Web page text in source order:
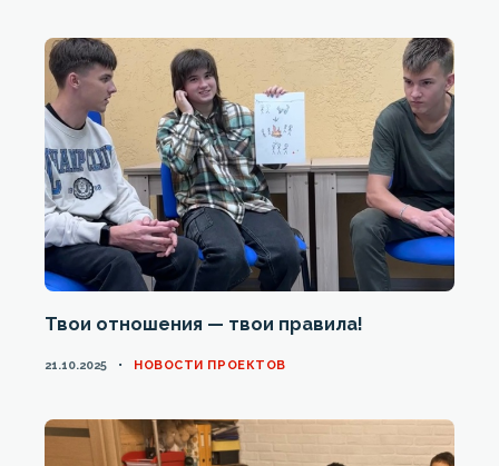
Твои отношения — твои правила!
21.10.2025 CATEGORIES
НОВОСТИ ПРОЕКТОВ